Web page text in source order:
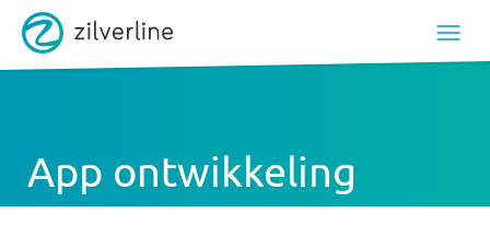
App ontwikkeling